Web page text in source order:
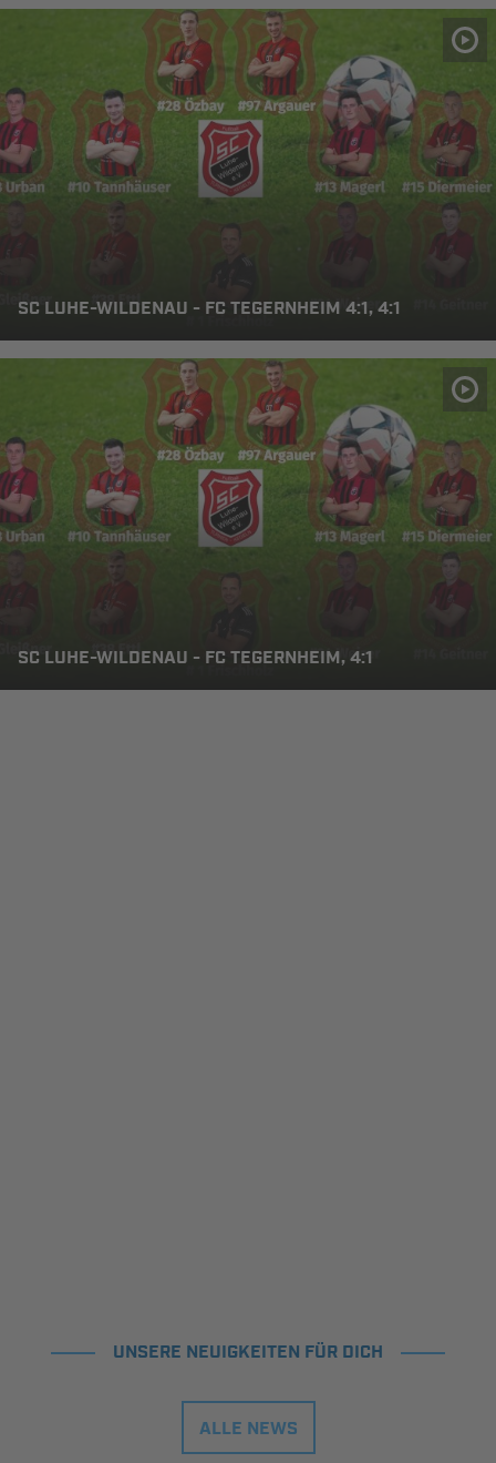
SC LUHE-WILDENAU - FC TEGERNHEIM 4:1, 4:1
SC LUHE-WILDENAU - FC TEGERNHEIM, 4:1
UNSERE NEUIGKEITEN FÜR DICH
ALLE NEWS